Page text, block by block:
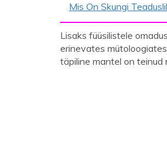
Mis On Skungi
Lisaks füüsilistele
erinevates
täpiline mantel on teinud